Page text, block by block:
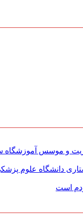
و موسس آموزشگاه
دانشگاه علوم
است